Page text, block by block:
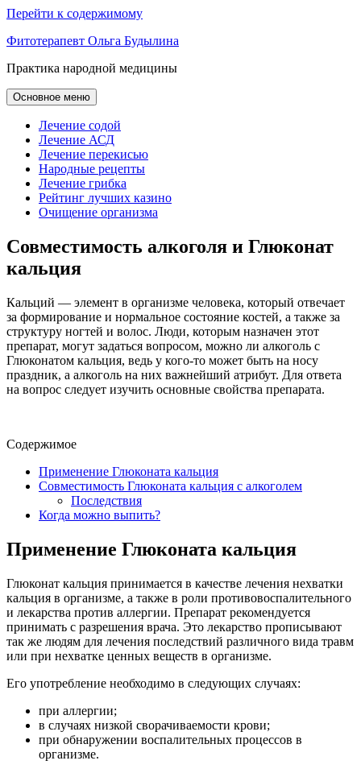
Перейти к содержимому
Фитотерапевт Ольга Будылина
Практика народной медицины
Основное меню
Лечение содой
Лечение АСД
Лечение перекисью
Народные рецепты
Лечение грибка
Рейтинг лучших казино
Очищение организма
Совместимость алкоголя и Глюконат
кальция
Кальций — элемент в организме человека, который отвечает
за формирование и нормальное состояние костей, а также за
структуру ногтей и волос. Люди, которым назначен этот
препарат, могут задаться вопросом, можно ли алкоголь с
Глюконатом кальция, ведь у кого-то может быть на носу
праздник, а алкоголь на них важнейший атрибут. Для ответа
на вопрос следует изучить основные свойства препарата.
Содержимое
Применение Глюконата кальция
Совместимость Глюконата кальция с алкоголем
Последствия
Когда можно выпить?
Применение Глюконата кальция
Глюконат кальция принимается в качестве лечения нехватки
кальция в организме, а также в роли противовоспалительного
и лекарства против аллергии. Препарат рекомендуется
принимать с разрешения врача. Это лекарство прописывают
так же людям для лечения последствий различного вида травм
или при нехватке ценных веществ в организме.
Его употребление необходимо в следующих случаях:
при аллергии;
в случаях низкой сворачиваемости крови;
при обнаружении воспалительных процессов в
организме.